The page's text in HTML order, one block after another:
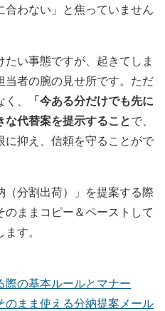
わない」と焦っていません
い事態ですが、起きてしま
当者の腕の見せ所です。ただ
、
「今ある分だけでも先に
代替案を提示することで、
抑え、信頼を守ることがで
（分割出荷）」を提案する際
ままコピー＆ペーストして
す。
の基本ルールとマナー
のまま使える分納提案メール